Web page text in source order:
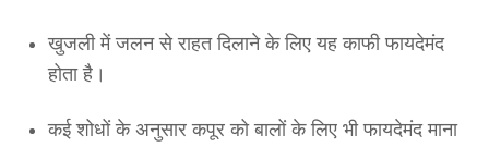
खुजली में जलन से राहत दिलाने के लिए यह काफी फायदेमंद
होता है।
कई शोधों के अनुसार कपूर को बालों के लिए भी फायदेमंद माना